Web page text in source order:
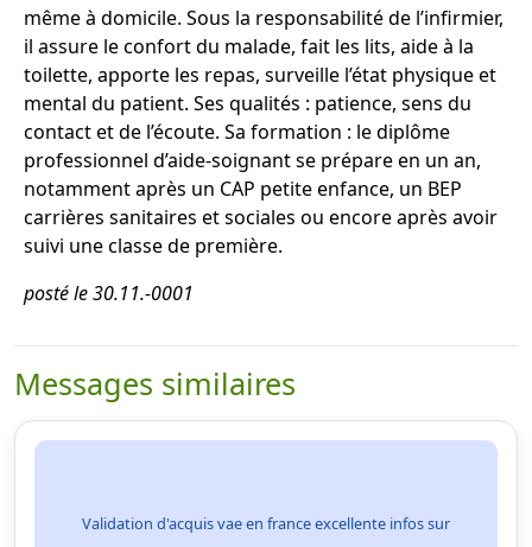
même à domicile. Sous la responsabilité de l’infirmier,
il assure le confort du malade, fait les lits, aide à la
toilette, apporte les repas, surveille l’état physique et
mental du patient. Ses qualités : patience, sens du
contact et de l’écoute. Sa formation : le diplôme
professionnel d’aide-soignant se prépare en un an,
notamment après un CAP petite enfance, un BEP
carrières sanitaires et sociales ou encore après avoir
suivi une classe de première.
posté le 30.11.-0001
Messages similaires
Validation d'acquis vae en france excellente infos sur